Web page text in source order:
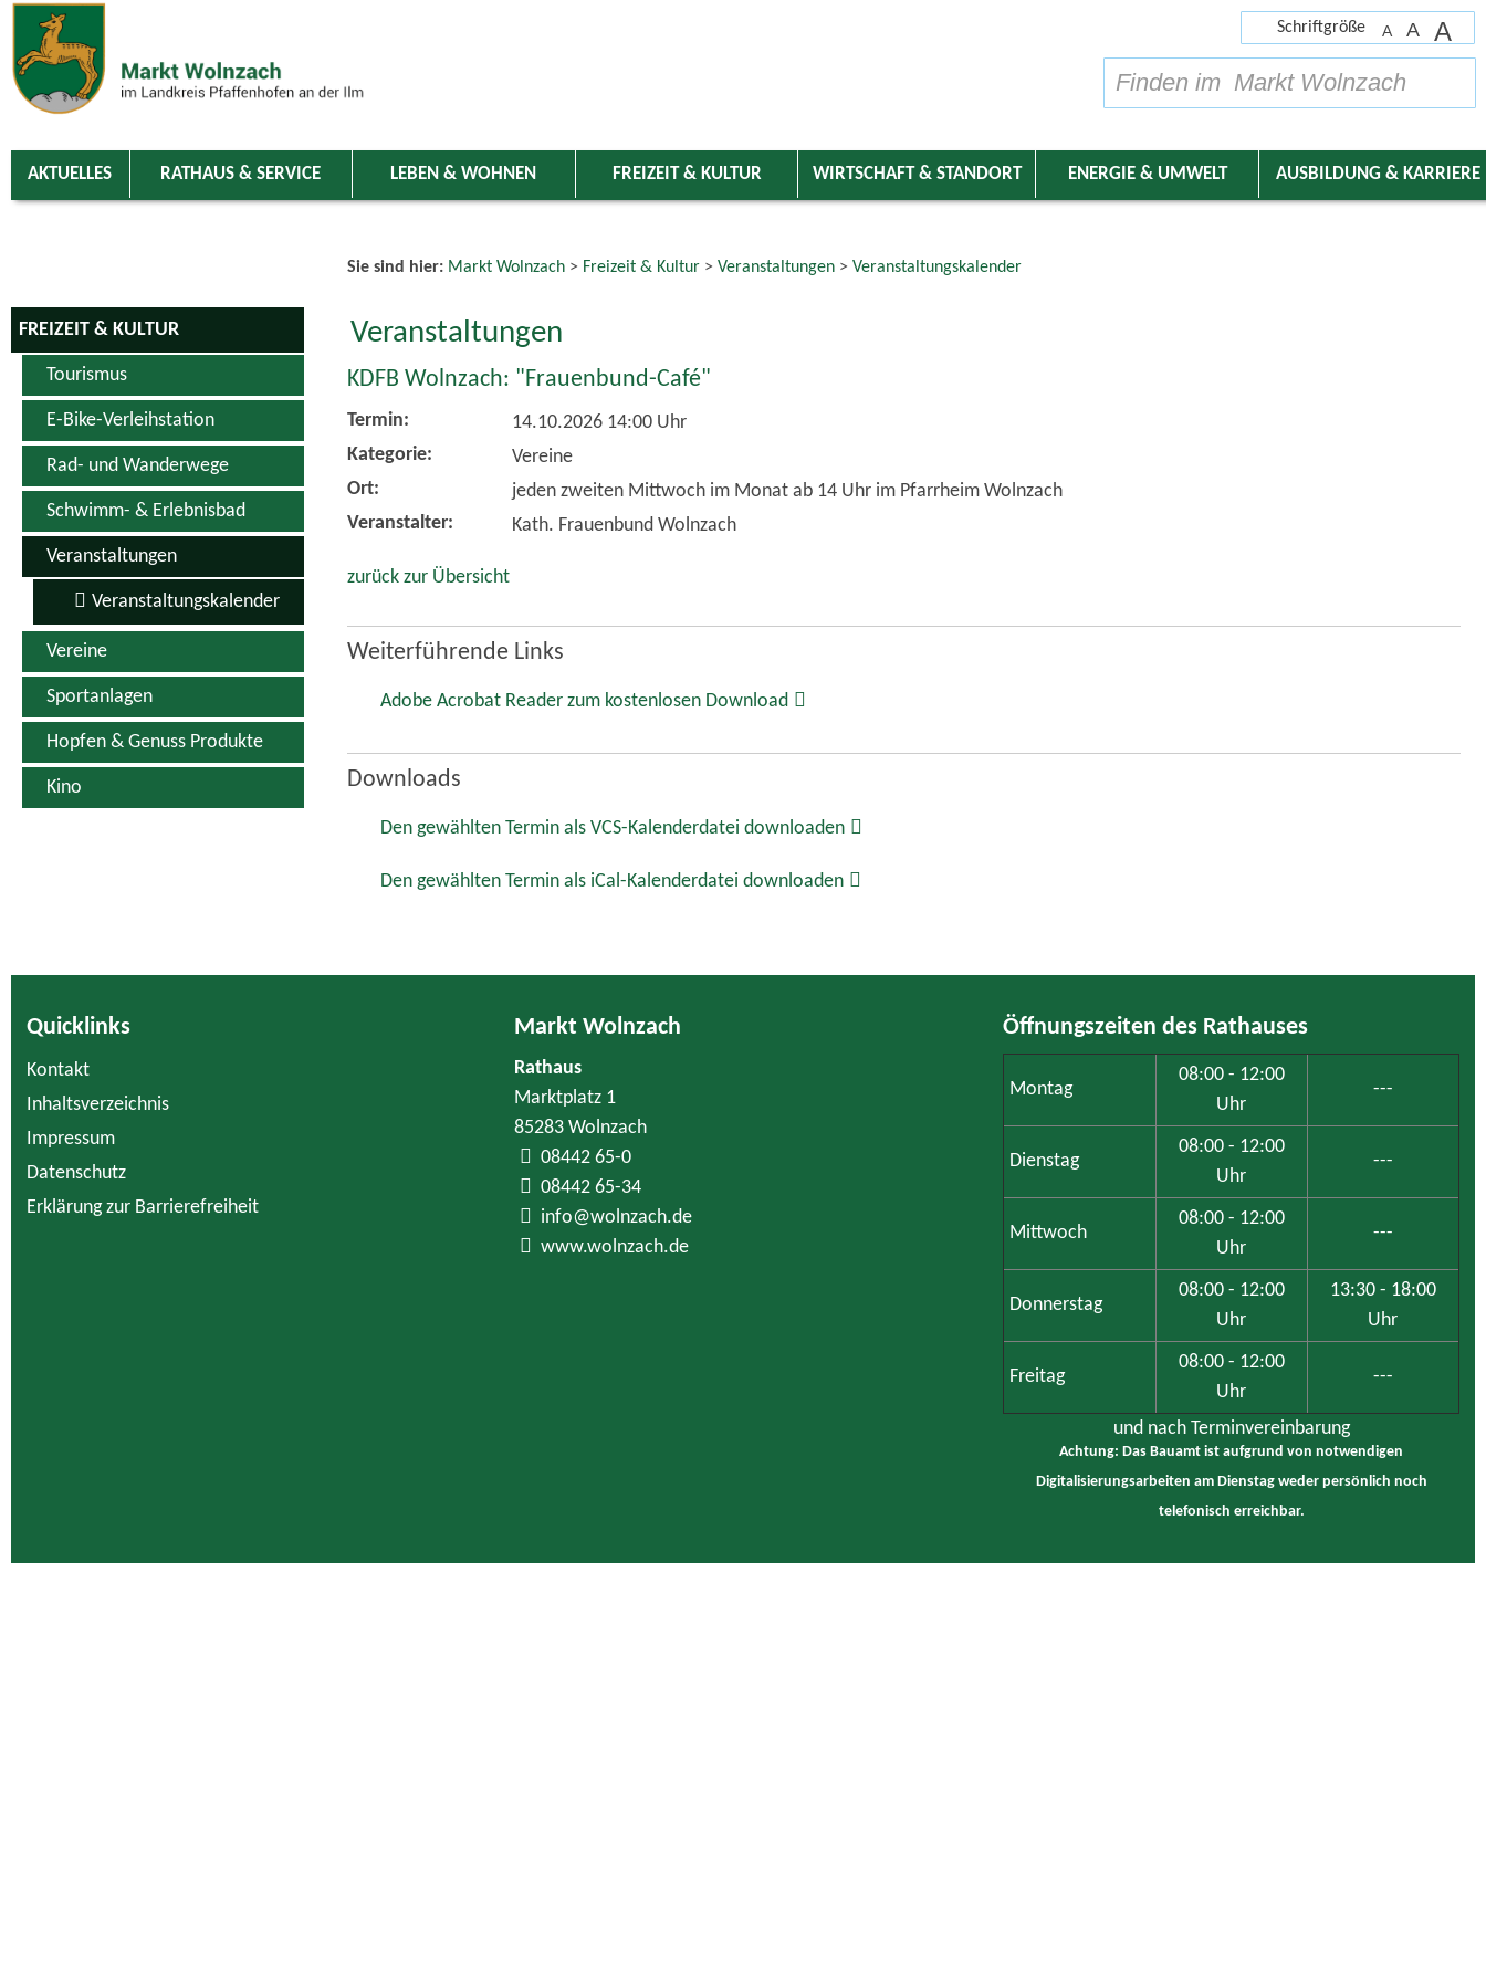
Zum Inhalt zur Navigation
Schriftgröße A A A
AKTUELLES RATHAUS & SERVICE LEBEN & WOHNEN FREIZEIT & KULTUR WIRTSCHAFT & STANDORT ENERGIE & UMWELT AUSBILDUNG & KARRIERE
FREIZEIT & KULTUR
Tourismus
E-Bike-Verleihstation
Rad- und Wanderwege
Schwimm- & Erlebnisbad
Veranstaltungen
Veranstaltungskalender
Vereine
Sportanlagen
Hopfen & Genuss Produkte
Kino
Sie sind hier: Markt Wolnzach> Freizeit & Kultur> Veranstaltungen> Veranstaltungskalender
Veranstaltungen
KDFB Wolnzach: "Frauenbund-Café"
Termin:
14.10.2026 14:00 Uhr
Kategorie:
Vereine
Ort:
jeden zweiten Mittwoch im Monat ab 14 Uhr im Pfarrheim Wolnzach
Veranstalter:
Kath. Frauenbund Wolnzach
zurück zur Übersicht
Weiterführende Links
Adobe Acrobat Reader zum kostenlosen Download
Downloads
Den gewählten Termin als VCS-Kalenderdatei downloaden
Den gewählten Termin als iCal-Kalenderdatei downloaden
Quicklinks
Kontakt
Inhaltsverzeichnis
Impressum
Datenschutz
Erklärung zur Barrierefreiheit
Markt Wolnzach
Rathaus
Marktplatz 1
85283 Wolnzach
08442 65-0
08442 65-34
info@wolnzach.de
www.wolnzach.de
Öffnungszeiten des Rathauses
Montag
08:00 - 12:00
Uhr
---
Dienstag
08:00 - 12:00
Uhr
---
Mittwoch
08:00 - 12:00
Uhr
---
Donnerstag
08:00 - 12:00
Uhr
13:30 - 18:00
Uhr
Freitag
08:00 - 12:00
Uhr
---
und nach Terminvereinbarung
Achtung: Das Bauamt ist aufgrund von notwendigen
Digitalisierungsarbeiten am Dienstag weder persönlich noch
telefonisch erreichbar.